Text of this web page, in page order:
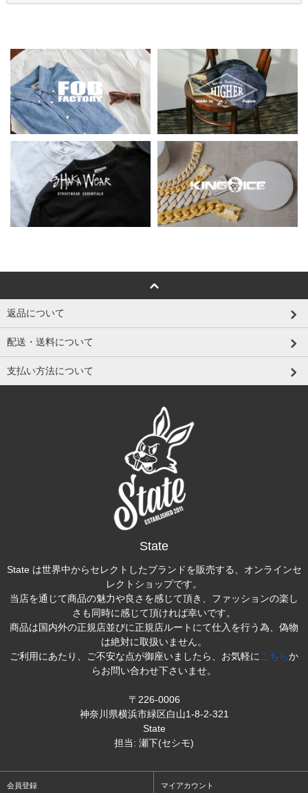
返品について
配送・送料について
支払い方法について
State
State は世界中からセレクトしたブランドを販売する、オンラインセ
レクトショップです。
当店を通じて商品の魅力や良さを感じて頂き、ファッションの楽し
さも同時に感じて頂ければ幸いです。
商品は国内外の正規店並びに正規店ルートにて仕入を行う為、偽物
は絶対に取扱いません。
ご利用にあたり、ご不安な点が御座いましたら、お気軽に こちらか
らお問い合わせ下さいませ。
〒226-0006
神奈川県横浜市緑区白山1-8-2-321
State
担当: 瀬下(セシモ)
会員登録 マイアカウント